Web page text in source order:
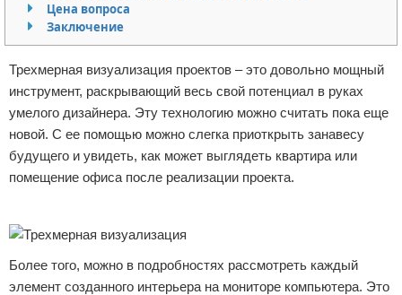
Ремонт квартиры
Ванная
Коммунальные услуги
Сантехника
Безопасность
Условия предоставления информации
Цена вопроса
Заключение
Трехмерная визуализация проектов – это довольно мощный
инструмент, раскрывающий весь свой потенциал в руках
умелого дизайнера. Эту технологию можно считать пока еще
новой. С ее помощью можно слегка приоткрыть занавесу
будущего и увидеть, как может выглядеть квартира или
помещение офиса после реализации проекта.
Более того, можно в подробностях рассмотреть каждый
элемент созданного интерьера на мониторе компьютера. Это